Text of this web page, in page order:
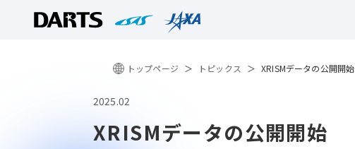
トップページ トピックス XRISMデータの公開開始
2025.02
XRISMデータの公開開始